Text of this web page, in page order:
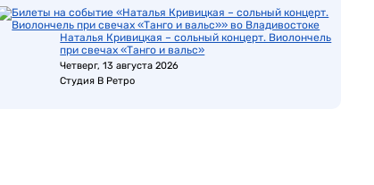
Наталья Кривицкая – сольный концерт. Виолончель
при свечах «Танго и вальс»
Четверг, 13 августа 2026
Студия В Ретро